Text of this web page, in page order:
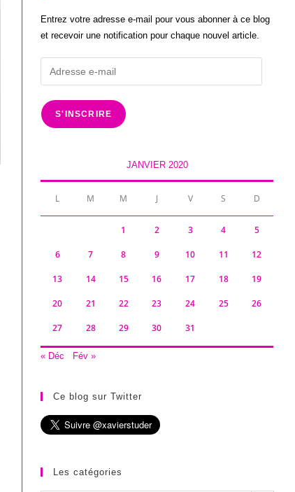
Entrez votre adresse e-mail pour vous abonner à ce blog
et recevoir une notification pour chaque nouvel article.
Adresse
e-
mail
S'INSCRIRE
JANVIER 2020
L M M J V S D
1 2 3 4 5
6 7 8 9 10 11 12
13 14 15 16 17 18 19
20 21 22 23 24 25 26
27 28 29 30 31
« Déc Fév »
Ce blog sur Twitter
Les catégories